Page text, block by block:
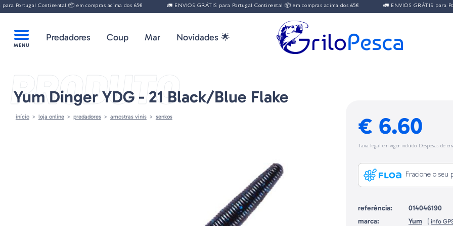
Continental 📦 em compras acima dos 65€ 🚛 ENVIOS GRÁTIS para Portugal Continental 📦 em compras acima dos 65€ 🚛 ENVIOS GRÁTIS para Portugal
Predadores Coup Mar Novidades 🌟
PRODUTO
Yum Dinger YDG - 21 Black/Blue Flake
início loja online predadores amostras vinis senkos € 6.60
Taxa legal em vigor incluído. Despesas de
Fracione o
referência:
014046190
marca:
Yum [ info